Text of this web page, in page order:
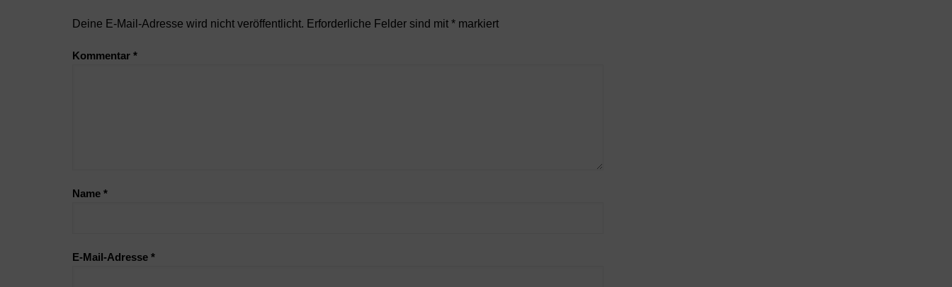
Deine E-Mail-Adresse wird nicht veröffentlicht. Erforderliche Felder sind mit * markiert
Kommentar *
Name *
E-Mail-Adresse *